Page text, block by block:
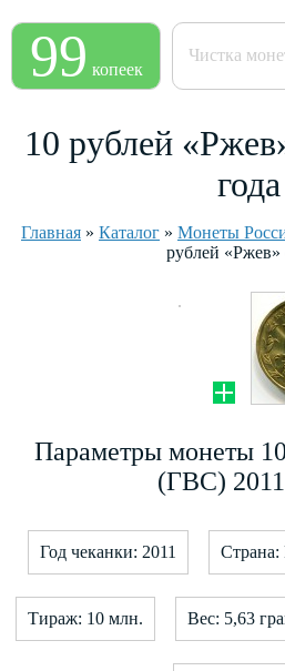
99 копеек
Чистка
10 рублей
года
Главная » Каталог » Монеты
рублей
Параметры монеты
(ГВС) 2011
Год чеканки: 2011 Страна:
Тираж: 10 млн. Вес: 5,63